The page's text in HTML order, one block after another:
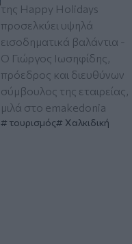
της Happy Holidays
προσελκύει υψηλά
εισοδηματικά βαλάντια -
O Γιώργος Ιωσηφίδης,
πρόεδρος και διευθύνων
σύμβουλος της εταιρείας,
μιλά στο emakedοnia
τουρισμός Χαλκιδική